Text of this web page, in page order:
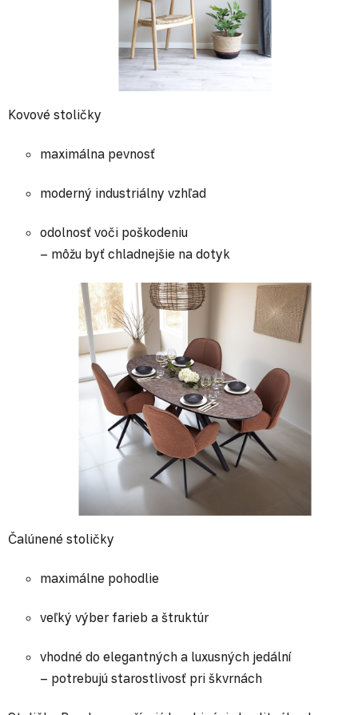
Kovové stoličky
maximálna pevnosť
moderný industriálny vzhľad
odolnosť voči poškodeniu
– môžu byť chladnejšie na dotyk
Čalúnené stoličky
maximálne pohodlie
veľký výber farieb a štruktúr
vhodné do elegantných a luxusných jedální
– potrebujú starostlivosť pri škvrnách